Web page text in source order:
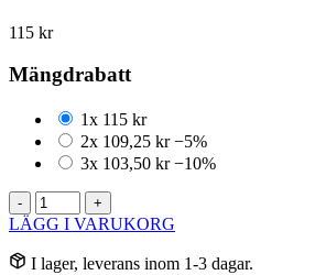
115 kr
Mängdrabatt
1x 115 kr
2x 109,25 kr −5%
3x 103,50 kr −10%
-
Ricinolja
Kallpressad&EKO
mängd
+
LÄGG I VARUKORG
I lager, leverans inom 1-3 dagar.